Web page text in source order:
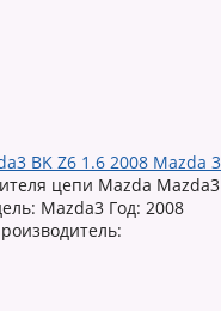
BK Z6 1.6 2008 Mazda 3
цепи Mazda Mazda3
Mazda3 Год: 2008